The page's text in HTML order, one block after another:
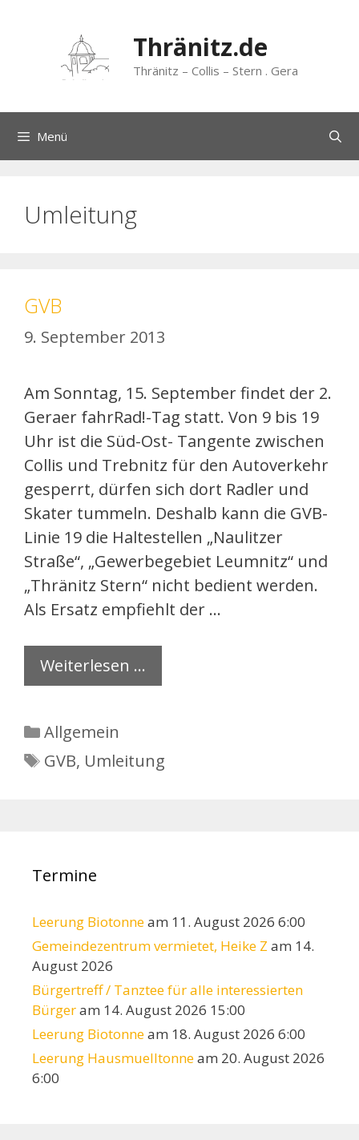
springen
Thränitz.de
Thränitz – Collis – Stern . Gera
Menü
Umleitung
GVB
9. September 2013
Am Sonntag, 15. September findet der 2.
Geraer fahrRad!-Tag statt. Von 9 bis 19
Uhr ist die Süd-Ost- Tangente zwischen
Collis und Trebnitz für den Autoverkehr
gesperrt, dürfen sich dort Radler und
Skater tummeln. Deshalb kann die GVB-
Linie 19 die Haltestellen „Naulitzer
Straße“, „Gewerbegebiet Leumnitz“ und
„Thränitz Stern“ nicht bedient werden.
Als Ersatz empfiehlt der …
Weiterlesen …
Kategorien
Allgemein
Schlagwörter
GVB, Umleitung
Termine
Leerung Biotonneam 11. August 2026 6:00
Gemeindezentrum vermietet, Heike Z am 14.
August 2026
Bürgertreff / Tanztee für alle interessierten
Bürgeram 14. August 2026 15:00
Leerung Biotonneam 18. August 2026 6:00
Leerung Hausmuelltonneam 20. August 2026
6:00